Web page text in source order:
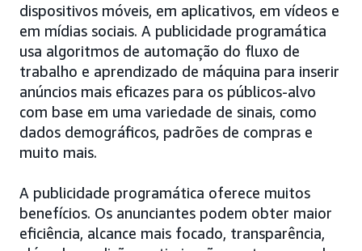
dispositivos móveis, em aplicativos, em vídeos e
em mídias sociais. A publicidade programática
usa algoritmos de automação do fluxo de
trabalho e aprendizado de máquina para inserir
anúncios mais eficazes para os públicos-alvo
com base em uma variedade de sinais, como
dados demográficos, padrões de compras e
muito mais.
A publicidade programática oferece muitos
benefícios. Os anunciantes podem obter maior
eficiência, alcance mais focado, transparência,